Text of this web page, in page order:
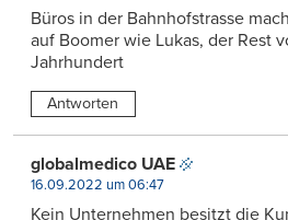
Büros in der Bahnhofstrasse
auf Boomer wie Lukas, der Rest
Jahrhundert
Antworten
globalmedico UAE
16.09.2022 um 06:47
Kein Unternehmen besitzt die